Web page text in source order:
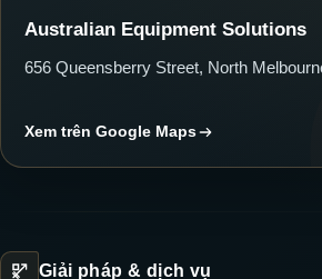
Australian Equipment Solutions
656 Queensberry Street, North
Xem trên Google Maps
Giải pháp & dịch vụ